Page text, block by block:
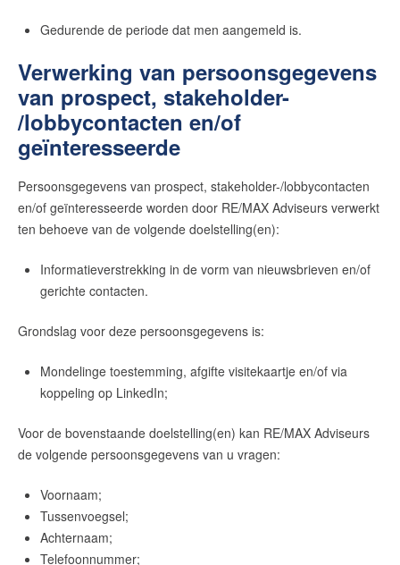
Gedurende de periode dat men aangemeld is.
Verwerking van persoonsgegevens
van prospect, stakeholder-
/lobbycontacten en/of
geïnteresseerde
Persoonsgegevens van prospect, stakeholder-/lobbycontacten
en/of geïnteresseerde worden door RE/MAX Adviseurs verwerkt
ten behoeve van de volgende doelstelling(en):
Informatieverstrekking in de vorm van nieuwsbrieven en/of
gerichte contacten.
Grondslag voor deze persoonsgegevens is:
Mondelinge toestemming, afgifte visitekaartje en/of via
koppeling op LinkedIn;
Voor de bovenstaande doelstelling(en) kan RE/MAX Adviseurs
de volgende persoonsgegevens van u vragen:
Voornaam;
Tussenvoegsel;
Achternaam;
Telefoonnummer;